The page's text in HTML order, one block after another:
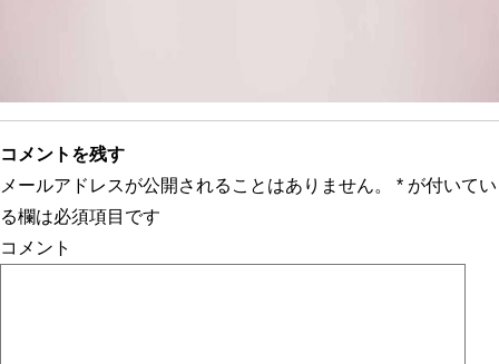
コメントを残す
メールアドレスが公開されることはありません。
* が付いてい
る欄は必須項目です
コメント